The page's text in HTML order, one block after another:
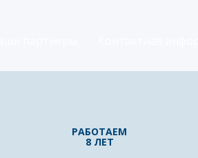
РАБОТАЕМ
8 ЛЕТ